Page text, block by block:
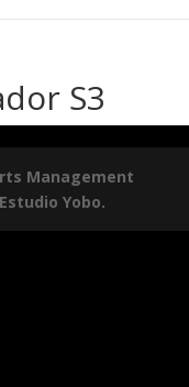
S3
Management
Estudio Yobo.